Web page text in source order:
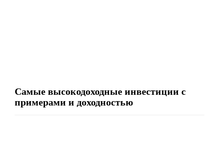
Самые высокодоходные инвестиции с
примерами и доходностью